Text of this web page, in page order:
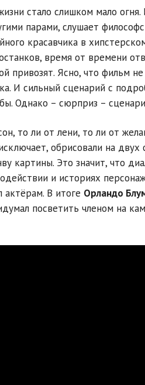
стало слишком мало
парами, слушает
красавчика в
время от времени
привозят. Ясно, что фильм
И сильный сценарий с
Однако – сюрприз –
то ли от лени, то ли от
обрисовали на двух
картины. Это значит, что
и историях
актёрам. В итоге Орландо
посветить членом на